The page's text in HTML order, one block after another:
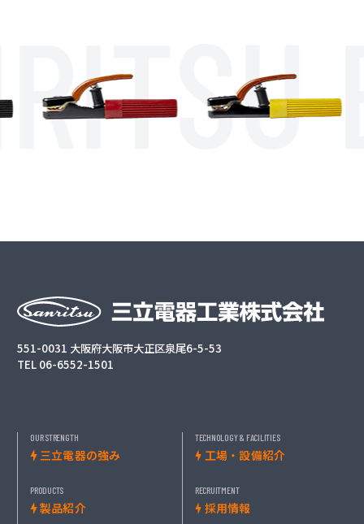
551-0031 大阪府大阪市大正区泉尾6-5-53
TEL 06-6552-1501
OUR STRENGTH
三立電器の強み
PRODUCTS
製品紹介
TECHNOLOGY & FACILITIES
工場・設備紹介
RECRUITMENT
採用情報